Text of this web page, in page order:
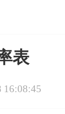
表
16:08:45